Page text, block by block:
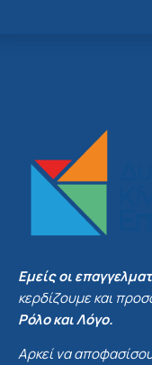
Εμείς οι
κερδίζουμε και
Ρόλο και Λόγο.
Αρκεί να